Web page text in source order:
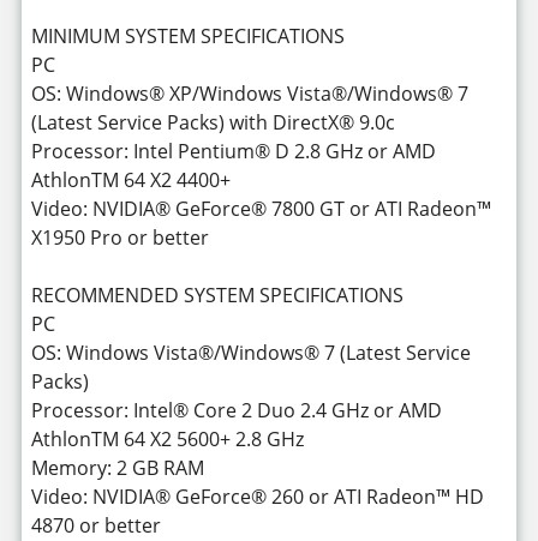
MINIMUM SYSTEM SPECIFICATIONS
PC
OS: Windows® XP/Windows Vista®/Windows® 7
(Latest Service Packs) with DirectX® 9.0c
Processor: Intel Pentium® D 2.8 GHz or AMD
AthlonTM 64 X2 4400+
Video: NVIDIA® GeForce® 7800 GT or ATI Radeon™
X1950 Pro or better
RECOMMENDED SYSTEM SPECIFICATIONS
PC
OS: Windows Vista®/Windows® 7 (Latest Service
Packs)
Processor: Intel® Core 2 Duo 2.4 GHz or AMD
AthlonTM 64 X2 5600+ 2.8 GHz
Memory: 2 GB RAM
Video: NVIDIA® GeForce® 260 or ATI Radeon™ HD
4870 or better